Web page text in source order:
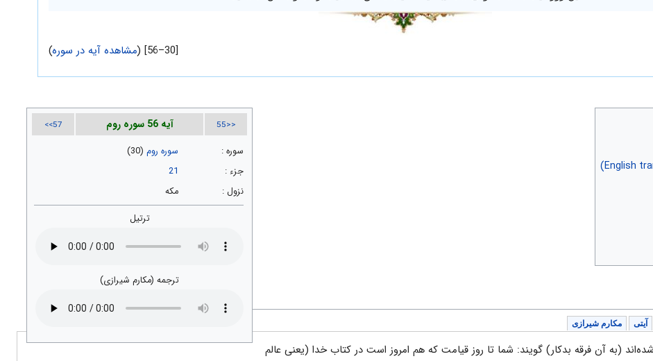
[30–56] ( مشاهده آیه در سوره)
<<55 آیه 56 سوره روم 57>>
سوره : سوره روم(30)
جزء :
21
نزول :
مکه
ترتیل
ترجمه (مکارم شیرازی)
آیتی مکارم شیرازی
(به آن فرقه بدکار) گویند: شما تا روز قیامت که هم امروز است در کتاب خدا (یعنی عالم